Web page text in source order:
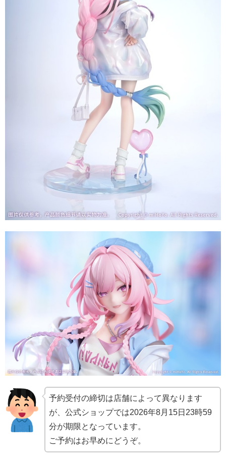
予約受付の締切は店舗によって異なります
が、公式ショップでは2026年8月15日23時59
分が期限となっています。
ご予約はお早めにどうぞ。